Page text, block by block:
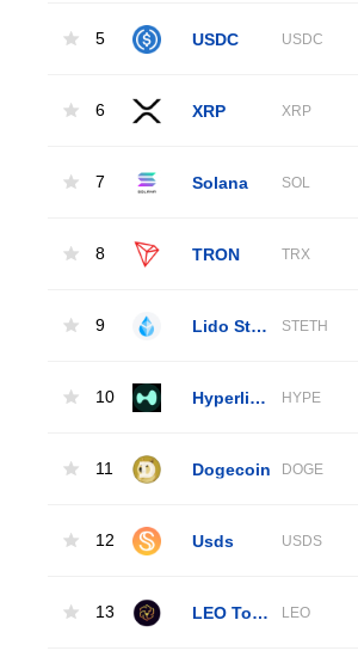
5 USDC USDC
6 XRP XRP
7 Solana SOL
8 TRON TRX
9 STETH
10 HYPE
11 Dogecoin DOGE
12 Usds USDS
13 LEO